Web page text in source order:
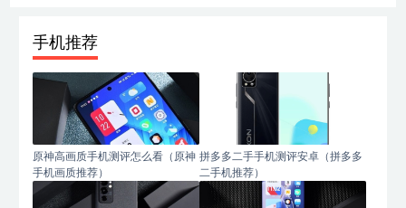
手机推荐
原神高画质手机测评怎么看（原神
手机画质推荐）
拼多多二手手机测评安卓（拼多多
二手机推荐）